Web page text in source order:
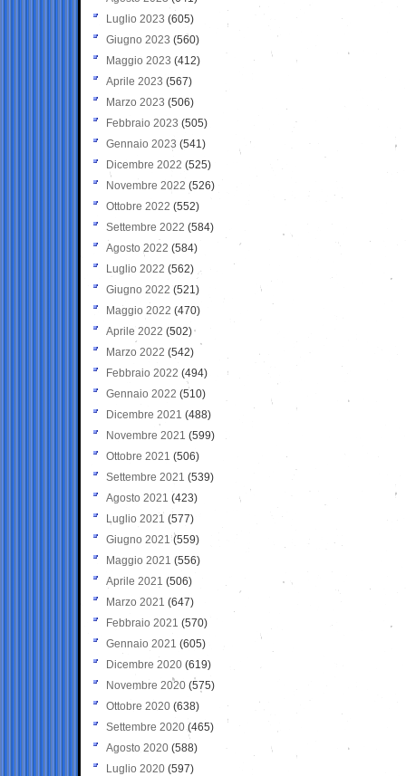
Luglio 2023 (605)
Giugno 2023 (560)
Maggio 2023 (412)
Aprile 2023 (567)
Marzo 2023 (506)
Febbraio 2023 (505)
Gennaio 2023 (541)
Dicembre 2022 (525)
Novembre 2022 (526)
Ottobre 2022 (552)
Settembre 2022 (584)
Agosto 2022 (584)
Luglio 2022 (562)
Giugno 2022 (521)
Maggio 2022 (470)
Aprile 2022 (502)
Marzo 2022 (542)
Febbraio 2022 (494)
Gennaio 2022 (510)
Dicembre 2021 (488)
Novembre 2021 (599)
Ottobre 2021 (506)
Settembre 2021 (539)
Agosto 2021 (423)
Luglio 2021 (577)
Giugno 2021(559)
Maggio 2021 (556)
Aprile 2021 (506)
Marzo 2021 (647)
Febbraio 2021 (570)
Gennaio 2021 (605)
Dicembre 2020 (619)
Novembre 2020 (575)
Ottobre 2020 (638)
Settembre 2020(465)
Agosto 2020 (588)
Luglio 2020 (597)